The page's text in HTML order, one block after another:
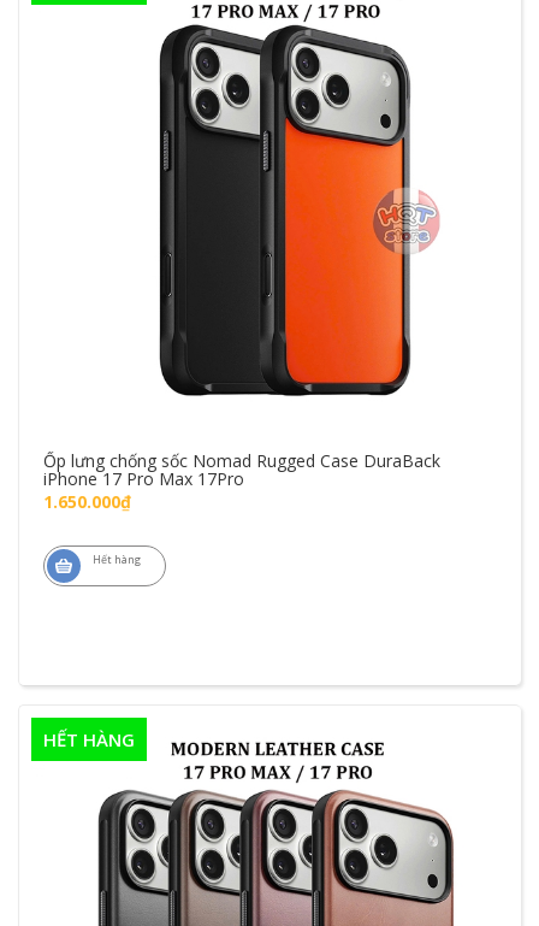
Ốp lưng chống sốc Nomad Rugged Case DuraBack
iPhone 17 Pro Max 17Pro
1.650.000₫
Hết hàng
HẾT HÀNG